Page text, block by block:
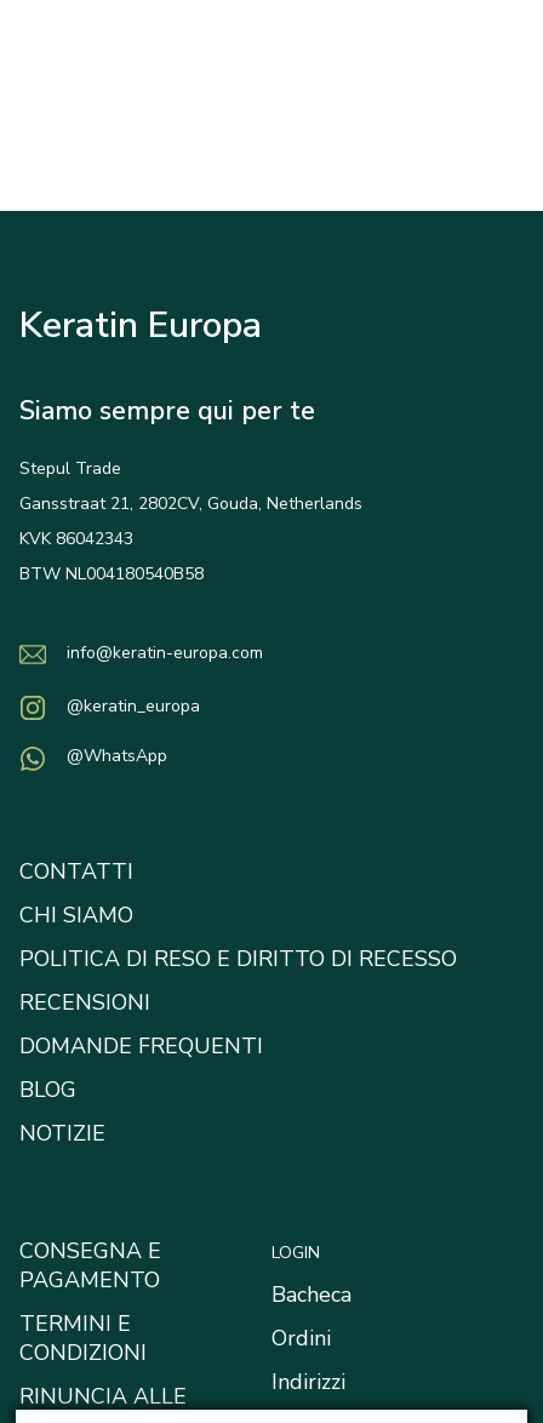
Keratin Europa
Siamo sempre qui per te
Stepul Trade
Gansstraat 21, 2802CV, Gouda, Netherlands
KVK 86042343
BTW NL004180540B58
info@keratin-europa.com
@keratin_europa
@WhatsApp
CONTATTI
CHI SIAMO
POLITICA DI RESO E DIRITTO DI RECESSO
RECENSIONI
DOMANDE FREQUENTI
BLOG
NOTIZIE
CONSEGNA E
PAGAMENTO
TERMINI E
CONDIZIONI
RINUNCIA ALLE
LOGIN
Bacheca
Ordini
Indirizzi